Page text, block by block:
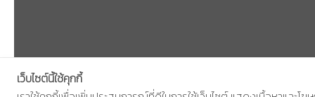
เว็บไซต์นี้ใช้คุกกี้